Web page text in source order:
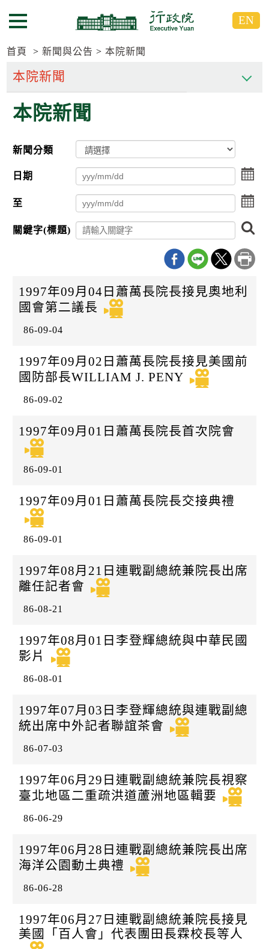
到
要
區
到
要
區
選單按鈕 EN
首頁 新聞與公告 本院新聞
本院新聞
新聞分類
日期
點
擊
選
擇
期
日
至
點
擊
擇
期
迄
關鍵字(標題)
尋
1997年09月04日蕭萬長院長接見奧地利
國會第二議長
86-09-04
1997年09月02日蕭萬長院長接見美國前
國防部長WILLIAM J. PENY
86-09-02
1997年09月01日蕭萬長院長首次院會
86-09-01
1997年09月01日蕭萬長院長交接典禮
86-09-01
1997年08月21日連戰副總統兼院長出席
離任記者會
86-08-21
1997年08月01日李登輝總統與中華民國
影片
86-08-01
1997年07月03日李登輝總統與連戰副總
統出席中外記者聯誼茶會
86-07-03
1997年06月29日連戰副總統兼院長視察
臺北地區二重疏洪道蘆洲地區輯要
86-06-29
1997年06月28日連戰副總統兼院長出席
海洋公園動土典禮
86-06-28
1997年06月27日連戰副總統兼院長接見
美國「百人會」代表團田長霖校長等人